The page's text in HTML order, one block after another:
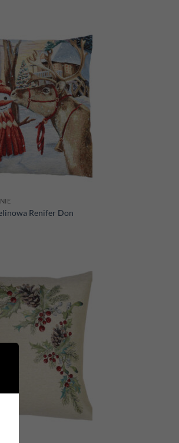
Add to
wishlist
Renifer Don
Add to
wishlist